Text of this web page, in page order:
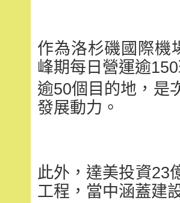
作為洛杉磯國際機
峰期每日營運逾
逾50個目的地， 是
發展動力。
此外，達美投資23
工程， 當中涵蓋建